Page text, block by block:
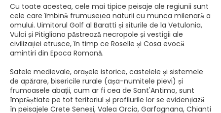
Cu toate acestea, cele mai tipice peisaje ale regiunii sunt
cele care îmbină frumusețea naturii cu munca milenară a
omului. Uimitorul Golf al Baratti și siturile de la Vetulonia,
Vulci și Pitigliano păstrează necropole și vestigii ale
civilizației etrusce, în timp ce Roselle și Cosa evocă
amintiri din Epoca Romană.
Satele medievale, orașele istorice, castelele și sistemele
de apărare, bisericile rurale (așa-numitele pievi) și
frumoasele abații, cum ar fi cea de Sant'Antimo, sunt
împrăștiate pe tot teritoriul și profilurile lor se evidențiază
în peisajele Crete Senesi, Valea Orcia, Garfagnana, Chianti